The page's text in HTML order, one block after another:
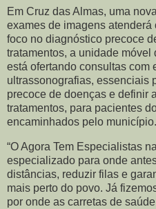
Em Cruz das Almas, uma
exames de imagens
foco no diagnóstico precoce
tratamentos, a unidade móvel
está ofertando consultas com
ultrassonografias, essenciais
precoce de doenças e definir
tratamentos, para pacientes
encaminhados pelo município.
“O Agora Tem Especialistas
especializado para onde
distâncias, reduzir filas e
mais perto do povo. Já
por onde as carretas de